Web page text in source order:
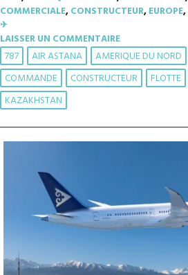
COMMERCIALE,CONSTRUCTEUR,EUROPE,
✈︎
LAISSER UN COMMENTAIRE
787 AIR ASTANA AMERIQUE DU NORD
COMMANDE
CONSTRUCTEUR FLOTTE
KAZAKHSTAN